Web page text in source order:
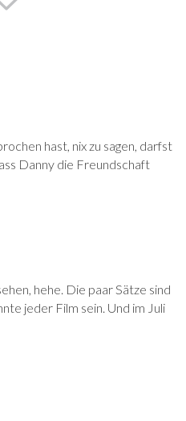
hast, nix zu sagen, darfst
Danny die Freundschaft
hehe. Die paar Sätze sind
jeder Film sein. Und im Juli